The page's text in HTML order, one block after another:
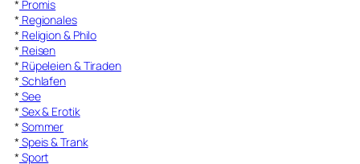
* Promis
* Regionales
* Religion & Philo
* Reisen
* Rüpeleien & Tiraden
* Schlafen
* See
* Sex & Erotik
* Sommer
* Speis & Trank
* Sport